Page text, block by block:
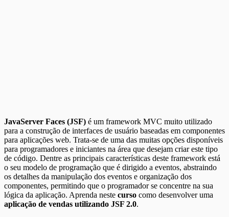
JavaServer Faces (JSF) é um framework MVC muito utilizado
para a construção de interfaces de usuário baseadas em componentes
para aplicações web. Trata-se de uma das muitas opções disponíveis
para programadores e iniciantes na área que desejam criar este tipo
de código. Dentre as principais características deste framework está
o seu modelo de programação que é dirigido a eventos, abstraindo
os detalhes da manipulação dos eventos e organização dos
componentes, permitindo que o programador se concentre na sua
lógica da aplicação. Aprenda neste curso como desenvolver uma
aplicação de vendas utilizando JSF 2.0.